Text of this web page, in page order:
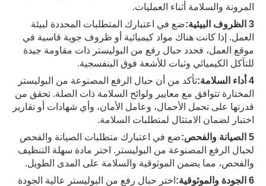
المرونة والسلامة أثناء العمليات.
3 الظروف البيئية:
ضع في اعتبارك المتطلبات المحددة لبيئة
العمل. إذا كانت هناك مواد كيميائية أو ظروف جوية قاسية في
موقع العمل، فحدد حبال رفع من البوليستر ذات مقاومة جيدة
للتآكل الكيميائي وثبات للأشعة فوق البنفسجية.
4 أداء السلامة:
تأكد من أن حبال الرفع المصنوعة من البوليستر
المختارة تتوافق مع معايير ولوائح السلامة ذات الصلة. تحقق من
قدرتها على تحمل الأحمال، وعامل الأمان، وأي شهادات أو تقارير
اختبار لضمان الامتثال لمتطلبات السلامة.
5 الصيانة والفحص:
ضع في اعتبارك متطلبات الصيانة والفحص
لحبال الرفع المصنوعة من البوليستر. اختر مادة سهلة التنظيف
والفحص، مما يضمن الموثوقية والسلامة على المدى الطويل.
6 الجودة والموثوقية:
اختر حبال رفع من البوليستر عالية الجودة